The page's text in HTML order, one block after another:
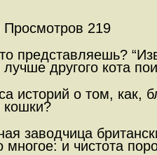
Просмотров 219
представляешь?
другого кота
историй о том, как,
кошки?
заводчица
многое: и чистота